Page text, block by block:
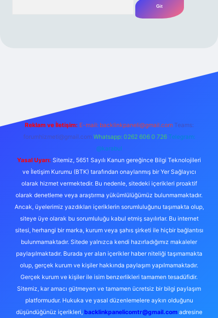
Reklam ve İletişim: E-mail: backlinkpaneli@gmail.com Teams:
forumhizmeti@gmail.com Whatsapp: 0262 606 0 726 Telegram:
@karabul
Yasal Uyarı: Sitemiz, 5651 Sayılı Kanun gereğince Bilgi Teknolojileri
ve İletişim Kurumu (BTK) tarafından onaylanmış bir Yer Sağlayıcı
olarak hizmet vermektedir. Bu nedenle, sitedeki içerikleri proaktif
olarak denetleme veya araştırma yükümlülüğümüz bulunmamaktadır.
Ancak, üyelerimiz yazdıkları içeriklerin sorumluluğunu taşımakta olup,
siteye üye olarak bu sorumluluğu kabul etmiş sayılırlar. Bu internet
sitesi, herhangi bir marka, kurum veya şahıs şirketi ile hiçbir bağlantısı
bulunmamaktadır. Sitede yalnızca kendi hazırladığımız makaleler
paylaşılmaktadır. Burada yer alan içerikler haber niteliği taşımamakta
olup, gerçek kurum ve kişiler hakkında paylaşım yapılmamaktadır.
Gerçek kurum ve kişiler ile isim benzerlikleri tamamen tesadüfidir.
Sitemiz, kar amacı gütmeyen ve tamamen ücretsiz bir bilgi paylaşım
platformudur. Hukuka ve yasal düzenlemelere aykırı olduğunu
düşündüğünüz içerikleri, backlinkpanelicomtr@gmail.comadresine